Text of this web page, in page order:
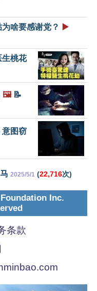
啥要感谢党？ ▶️
生桃花
🖼️📝
意图窃
2025/5/1 (22,716次)
Inc.
条款